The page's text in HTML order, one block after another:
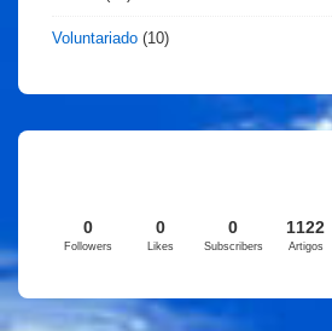
Voluntariado (10)
0
Followers
0
Likes
0
Subscribers
1122
Artigos